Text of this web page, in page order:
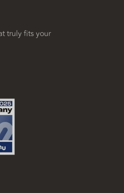
truly fits your